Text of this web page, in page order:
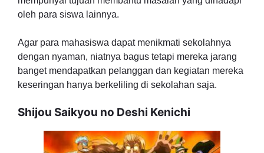
oleh para siswa lainnya.
Agar para mahasiswa dapat menikmati sekolahnya
dengan nyaman, niatnya bagus tetapi mereka jarang
banget mendapatkan pelanggan dan kegiatan mereka
keseringan hanya berkeliling di sekolahan saja.
Shijou Saikyou no Deshi Kenichi